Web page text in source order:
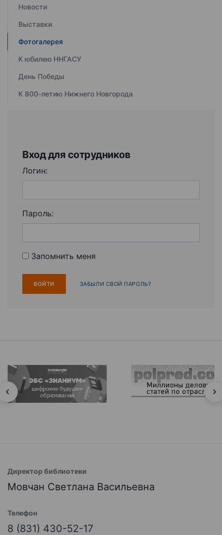
Новости
Выставки
Фотогалерея
К юбилею ННГАСУ
День Победы
К 800-летию Нижнего Новгорода
Вход для сотрудников
Логин:
Пароль:
Запомнить меня
ЗАБЫЛИ СВОЙ ПАРОЛЬ?
Директор библиотеки
Мовчан Светлана Васильевна
Телефон
8 (831) 430-52-17